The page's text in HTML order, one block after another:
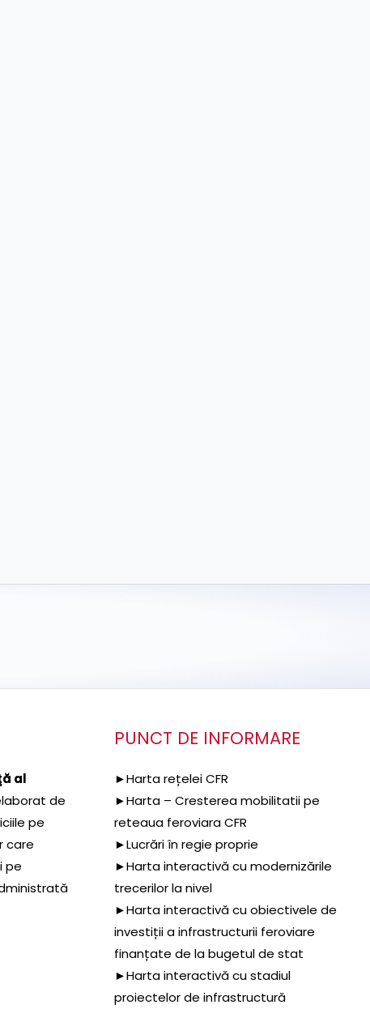
al
de
pe
care
pe
PUNCT DE INFORMARE
►Harta rețelei CFR
►Harta – Cresterea mobilitatii pe
reteaua feroviara CFR
►Lucrări în regie proprie
►Harta interactivă cu modernizările
trecerilor la nivel
►Harta interactivă cu obiectivele de
investiții a infrastructurii feroviare
finanțate de la bugetul de stat
►Harta interactivă cu stadiul
proiectelor de infrastructură